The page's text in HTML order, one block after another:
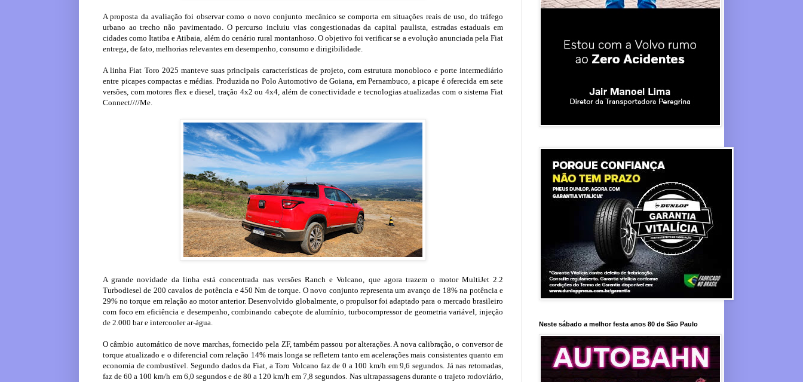
A proposta da avaliação foi observar como o novo conjunto mecânico se comporta em situações reais de uso, do tráfego
urbano ao trecho não pavimentado. O percurso incluiu vias congestionadas da capital paulista, estradas estaduais em
cidades como Itatiba e Atibaia, além do cenário rural montanhoso. O objetivo foi verificar se a evolução anunciada pela Fiat
entrega, de fato, melhorias relevantes em desempenho, consumo e dirigibilidade.
A linha Fiat Toro 2025 manteve suas principais características de projeto, com estrutura monobloco e porte intermediário
entre picapes compactas e médias. Produzida no Polo Automotivo de Goiana, em Pernambuco, a picape é oferecida em sete
versões, com motores flex e diesel, tração 4x2 ou 4x4, além de conectividade e tecnologias atualizadas com o sistema Fiat
Connect////Me.
A grande novidade da linha está concentrada nas versões Ranch e Volcano, que agora trazem o motor MultiJet 2.2
Turbodiesel de 200 cavalos de potência e 450 Nm de torque. O novo conjunto representa um avanço de 18% na potência e
29% no torque em relação ao motor anterior. Desenvolvido globalmente, o propulsor foi adaptado para o mercado brasileiro
com foco em eficiência e desempenho, combinando cabeçote de alumínio, turbocompressor de geometria variável, injeção
de 2.000 bar e intercooler ar-água.
O câmbio automático de nove marchas, fornecido pela ZF, também passou por alterações. A nova calibração, o conversor de
torque atualizado e o diferencial com relação 14% mais longa se refletem tanto em acelerações mais consistentes quanto em
economia de combustível. Segundo dados da Fiat, a Toro Volcano faz de 0 a 100 km/h em 9,6 segundos. Já nas retomadas,
faz de 60 a 100 km/h em 6,0 segundos e de 80 a 120 km/h em 7,8 segundos. Nas ultrapassagens durante o trajeto rodoviário,
Neste sábado a melhor festa anos 80 de São Paulo